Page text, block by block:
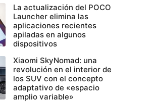
La actualización del POCO
Launcher elimina las
aplicaciones recientes
apiladas en algunos
dispositivos
Xiaomi SkyNomad: una
revolución en el interior de
los SUV con el concepto
adaptativo de «espacio
amplio variable»